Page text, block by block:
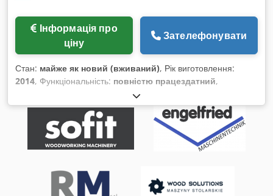
ціну
Зателефонувати
Стан: майже як новий (вживаний), Рік виготовлення:
2014, Функціональність: повністю працездатний,
Дробарка SG - 500/200 - дробарка повністю капітально
відремонтована та готова до експлуатації Chedpfx Aswhw
Iujd Soa - до дробарки додається також вібраційний
транспортер довжиною 8 м із сепарацією, де відділяються
тирса, та оснащений магнітом і металодетектором В
електричний розподільний щит до машини